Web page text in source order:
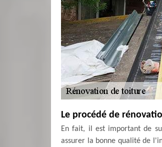
Le procédé de
En fait, il est important de
assurer la bonne qualité de